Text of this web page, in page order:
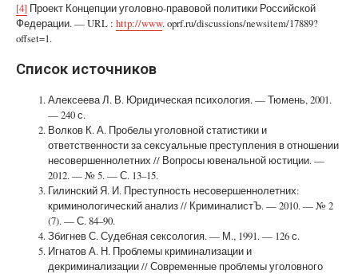
[4] Проект Концепции уголовно-правовой политики Российской
Федерации. — URL : http://www. oprf.ru/discussions/newsitem/17889?
offset=1.
Список источников
Алексеева Л. В. Юридическая психология. — Тюмень, 2001.
— 240 с.
Волков К. А. Пробелы уголовной статистики и
ответственности за сексуальные преступления в отношении
несовершеннолетних // Вопросы ювенальной юстиции. —
2012. — № 5. — С. 13–15.
Гилинский Я. И. Преступность несовершеннолетних:
криминологический анализ // КриминалистЪ. — 2010. — № 2
(7). — С. 84–90.
Збигнев С. Судебная сексология. — М., 1991. — 126 с.
Игнатов А. Н. Проблемы криминализации и
декриминализации // Современные проблемы уголовного